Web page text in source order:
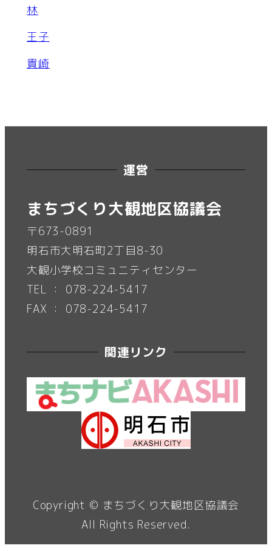
林
王子
貴崎
運営
まちづくり大観地区協議会
〒673-0891
明石市大明石町2丁目8-30
大観小学校コミュニティセンター
TEL ： 078-224-5417
FAX ： 078-224-5417
関連リンク
Copyright © まちづくり大観地区協議会
All Rights Reserved.